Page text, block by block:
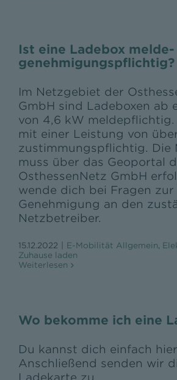
Ist eine Ladebox
genehmigungspflichtig?
Im Netzgebiet der
GmbH sind Ladeboxen ab
von 4,6 kW meldepflichtig.
mit einer Leistung von
zustimmungspflichtig. Die
muss über das Geoportal
OsthessenNetz GmbH
wende dich bei Fragen zur
Genehmigung an den
Netzbetreiber.
15.12.2022 E-Mobilität Allgemein,
Zuhause laden
Weiterlesen
Wo bekomme ich eine
Du kannst dich einfach
Anschließend senden wir